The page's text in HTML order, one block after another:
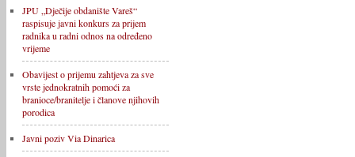
JPU „Dječije obdanište Vareš“
raspisuje javni konkurs za prijem
radnika u radni odnos na određeno
vrijeme
Obavijest o prijemu zahtjeva za sve
vrste jednokratnih pomoći za
branioce/branitelje i članove njihovih
porodica
Javni poziv Via Dinarica